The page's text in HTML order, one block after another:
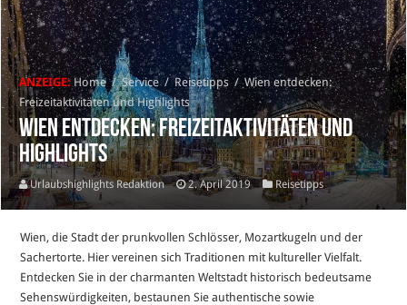
ANZEIGE: Home / Service / Reisetipps / Wien entdecken:
Freizeitaktivitäten und Highlights
Wien entdecken: Freizeitaktivitäten und
Highlights
Urlaubshighlights Redaktion 2. April 2019 Reisetipps
Wien, die Stadt der prunkvollen Schlösser, Mozartkugeln und der
Sachertorte. Hier vereinen sich Traditionen mit kultureller Vielfalt.
Entdecken Sie in der charmanten Weltstadt historisch bedeutsame
Sehenswürdigkeiten, bestaunen Sie authentische sowie